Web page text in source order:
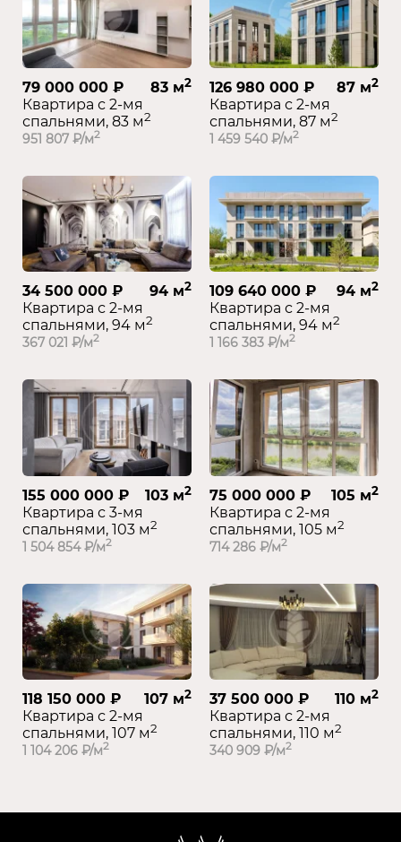
79 000 000 ₽ 83 м2
Квартира с 2-мя
спальнями, 83 м2
951 807 ₽/м2
126 980 000 ₽ 87 м2
Квартира с 2-мя
спальнями, 87 м2
1 459 540 ₽/м2
34 500 000 ₽ 94 м2
Квартира с 2-мя
спальнями, 94 м2
367 021 ₽/м2
109 640 000 ₽ 94 м2
Квартира с 2-мя
спальнями, 94 м2
1 166 383 ₽/м2
155 000 000 ₽ 103 м2
Квартира с 3-мя
спальнями, 103 м2
1 504 854 ₽/м2
75 000 000 ₽ 105 м2
Квартира с 2-мя
спальнями, 105 м2
714 286 ₽/м2
118 150 000 ₽ 107 м2
Квартира с 2-мя
спальнями, 107 м2
1 104 206 ₽/м2
37 500 000 ₽ 110 м2
Квартира с 2-мя
спальнями, 110 м2
340 909 ₽/м2